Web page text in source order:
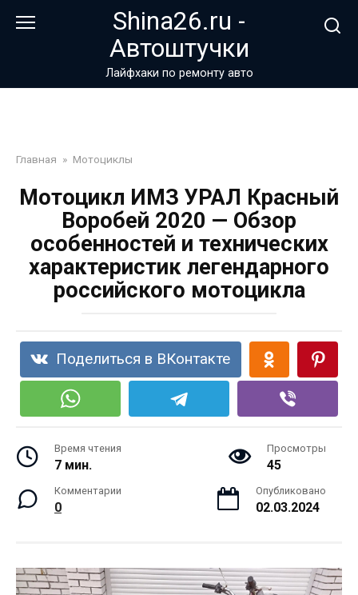
Shina26.ru -
Автоштучки
Лайфхаки по ремонту авто
Главная » Мотоциклы
Мотоцикл ИМЗ УРАЛ Красный
Воробей 2020 — Обзор
особенностей и технических
характеристик легендарного
российского мотоцикла
Поделиться в ВКонтакте
Время чтения
7 мин.
Просмотры
45
Комментарии
0
Опубликовано
02.03.2024